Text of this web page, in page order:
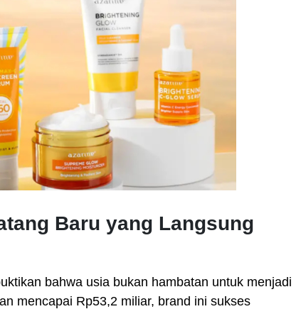
Baru yang Langsung
bahwa usia bukan hambatan untuk menjadi
mencapai Rp53,2 miliar, brand ini sukses